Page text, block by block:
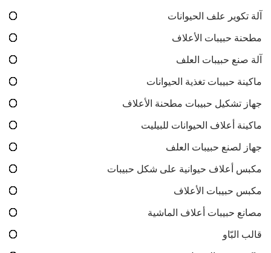
آلة تكوير علف الحيوانات
مطحنة حبيبات الأعلاف
آلة صنع حبيبات العلف
ماكينة حبيبات تغذية الحيوانات
جهاز تشكيل حبيبات مطحنة الأعلاف
ماكينة أعلاف الحيوانات للبيليت
جهاز لصنع حبيبات العلف
مكبس أعلاف حيوانية على شكل حبيبات
مكبس حبيبات الأعلاف
مصانع حبيبات أعلاف الماشية
قالب البّاو